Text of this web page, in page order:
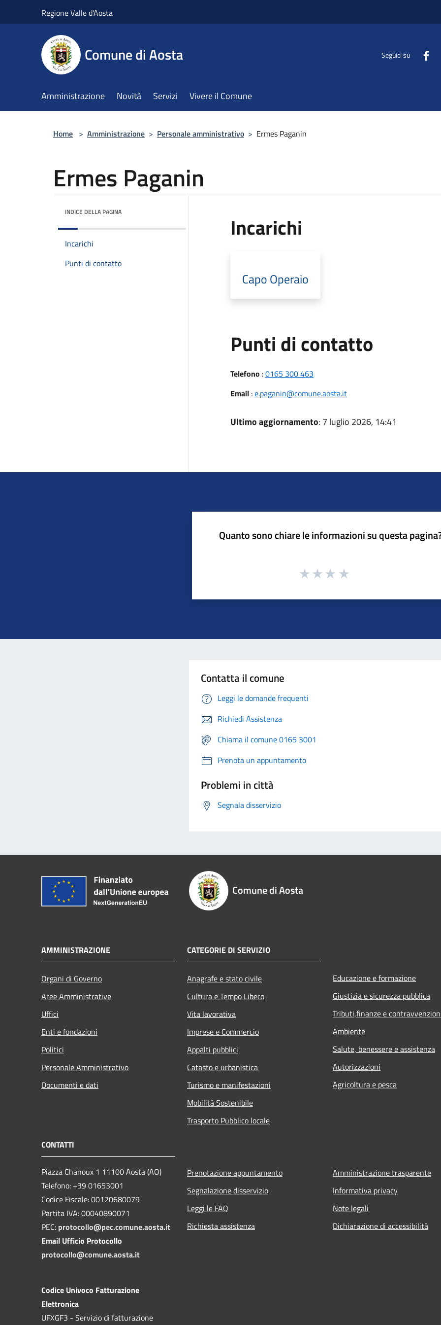
Regione Valle d'Aosta
Comune di Aosta Seguici su
Amministrazione Novità Servizi Vivere il Comune
Home > Amministrazione > Personale amministrativo > Ermes Paganin
Ermes Paganin
INDICE DELLA PAGINA
Incarichi
Punti di contatto
Incarichi
Capo Operaio
Punti di contatto
Telefono :0165 300 463
Email:e.paganin@comune.aosta.it
Ultimo aggiornamento: 7 luglio 2026, 14:41
Quanto sono chiare le informazioni su questa
Contatta il comune
Leggi le domande frequenti
Richiedi Assistenza
Chiama il comune 0165 3001
Prenota un appuntamento
Problemi in città
Segnala disservizio
Comune di Aosta
AMMINISTRAZIONE
Organi di Governo
Aree Amministrative
Uffici
Enti e fondazioni
Politici
Personale Amministrativo
Documenti e dati
CATEGORIE DI SERVIZIO
Anagrafe e stato civile
Cultura e Tempo Libero
Vita lavorativa
Imprese e Commercio
Appalti pubblici
Catasto e urbanistica
Turismo e manifestazioni
Mobilità Sostenibile
Trasporto Pubblico locale
Educazione e formazione
Giustizia e sicurezza pubblica
Tributi,finanze e
Ambiente
Salute, benessere e assistenza
Autorizzazioni
Agricoltura e pesca
CONTATTI
Piazza Chanoux 1 11100 Aosta (AO)
Telefono: +39 01653001
Codice Fiscale: 00120680079
Partita IVA: 00040890071
PEC: protocollo@pec.comune.aosta.it
Email Ufficio Protocollo
protocollo@comune.aosta.it
Codice Univoco Fatturazione
Elettronica
UFXGF3 - Servizio di fatturazione
Prenotazione appuntamento
Segnalazione disservizio
Leggi le FAQ
Richiesta assistenza
Amministrazione trasparente
Informativa privacy
Note legali
Dichiarazione di accessibilità